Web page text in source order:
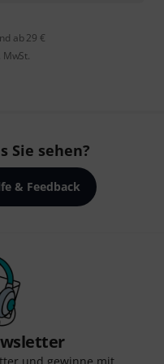
ab 29 €
Sie sehen?
& Feedback